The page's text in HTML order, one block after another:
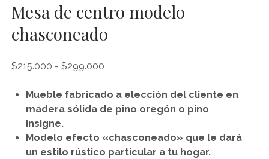
Mesa de centro modelo
chasconeado
$215.000 - $299.000Rango
precios:
desde
hasta
$299.000
Mueble fabricado a elección del cliente en
madera sólida de pino oregón o pino
insigne.
Modelo efecto «chasconeado» que le dará
un estilo rústico particular a tu hogar.